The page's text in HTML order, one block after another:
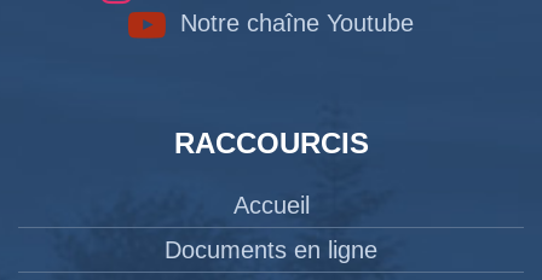
Notre chaîne Youtube
RACCOURCIS
Accueil
Documents en ligne